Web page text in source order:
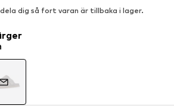
dig så fort varan är tillbaka i lager.